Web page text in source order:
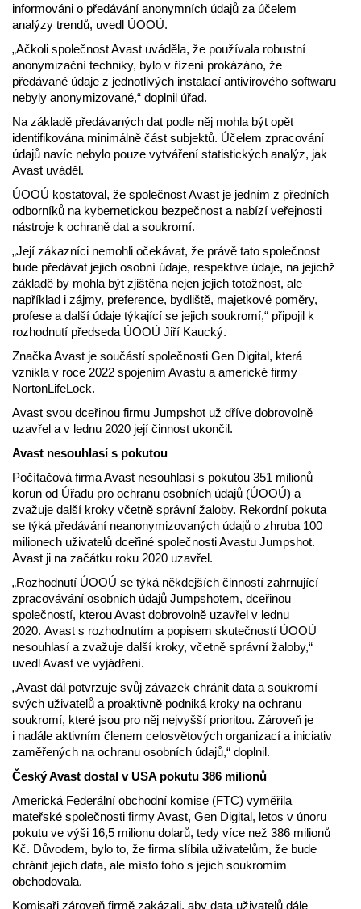
informováni o předávání anonymních údajů za účelem
analýzy trendů, uvedl ÚOOÚ.
„Ačkoli společnost Avast uváděla, že používala robustní
anonymizační techniky, bylo v řízení prokázáno, že
předávané údaje z jednotlivých instalací antivirového softwaru
nebyly anonymizované,“ doplnil úřad.
Na základě předávaných dat podle něj mohla být opět
identifikována minimálně část subjektů. Účelem zpracování
údajů navíc nebylo pouze vytváření statistických analýz, jak
Avast uváděl.
ÚOOÚ kostatoval, že společnost Avast je jedním z předních
odborníků na kybernetickou bezpečnost a nabízí veřejnosti
nástroje k ochraně dat a soukromí.
„Její zákazníci nemohli očekávat, že právě tato společnost
bude předávat jejich osobní údaje, respektive údaje, na jejichž
základě by mohla být zjištěna nejen jejich totožnost, ale
například i zájmy, preference, bydliště, majetkové poměry,
profese a další údaje týkající se jejich soukromí,“ připojil k
rozhodnutí předseda ÚOOÚ Jiří Kaucký.
Značka Avast je součástí společnosti Gen Digital, která
vznikla v roce 2022 spojením Avastu a americké firmy
NortonLifeLock.
Avast svou dceřinou firmu Jumpshot už dříve dobrovolně
uzavřel a v lednu 2020 její činnost ukončil.
Avast nesouhlasí s pokutou
Počítačová firma Avast nesouhlasí s pokutou 351 milionů
korun od Úřadu pro ochranu osobních údajů (ÚOOÚ) a
zvažuje další kroky včetně správní žaloby. Rekordní pokuta
se týká předávání neanonymizovaných údajů o zhruba 100
milionech uživatelů dceřiné společnosti Avastu Jumpshot.
Avast ji na začátku roku 2020 uzavřel.
„Rozhodnutí ÚOOÚ se týká někdejších činností zahrnující
zpracovávání osobních údajů Jumpshotem, dceřinou
společností, kterou Avast dobrovolně uzavřel v lednu
2020. Avast s rozhodnutím a popisem skutečností ÚOOÚ
nesouhlasí a zvažuje další kroky, včetně správní žaloby,“
uvedl Avast ve vyjádření.
„Avast dál potvrzuje svůj závazek chránit data a soukromí
svých uživatelů a proaktivně podniká kroky na ochranu
soukromí, které jsou pro něj nejvyšší prioritou. Zároveň je
i nadále aktivním členem celosvětových organizací a iniciativ
zaměřených na ochranu osobních údajů,“ doplnil.
Český Avast dostal v USA pokutu 386 milionů
Americká Federální obchodní komise (FTC) vyměřila
mateřské společnosti firmy Avast, Gen Digital, letos v únoru
pokutu ve výši 16,5 milionu dolarů, tedy více než 386 milionů
Kč. Důvodem, bylo to, že firma slíbila uživatelům, že bude
chránit jejich data, ale místo toho s jejich soukromím
obchodovala.
Komisaři zároveň firmě zakázali, aby data uživatelů dále